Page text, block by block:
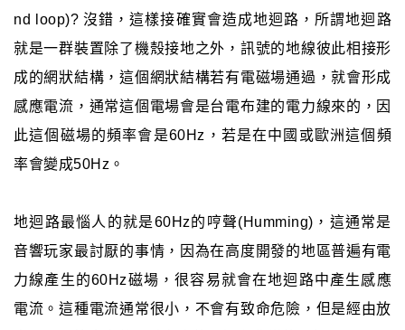
nd loop)? 沒錯，這樣接確實會造成地迴路，所謂地迴路
就是一群裝置除了機殼接地之外，訊號的地線彼此相接形
成的網狀結構，這個網狀結構若有電磁場通過，就會形成
感應電流，通常這個電場會是台電布建的電力線來的，因
此這個磁場的頻率會是60Hz，若是在中國或歐洲這個頻
率會變成50Hz。
地迴路最惱人的就是60Hz的哼聲(Humming)，這通常是
音響玩家最討厭的事情，因為在高度開發的地區普遍有電
力線產生的60Hz磁場，很容易就會在地迴路中產生感應
電流。這種電流通常很小，不會有致命危險，但是經由放